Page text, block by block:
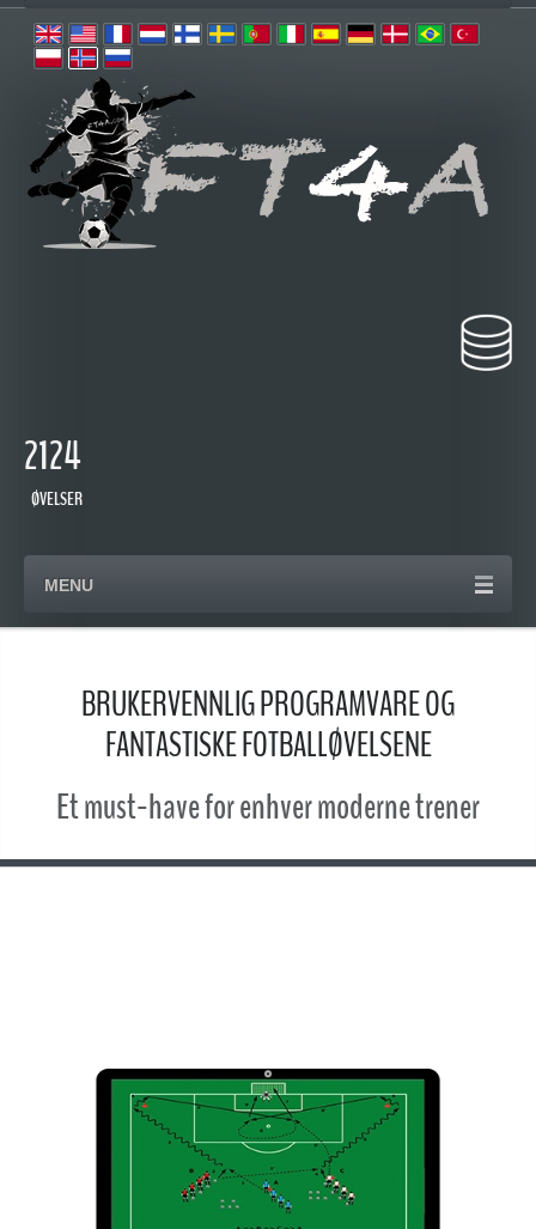
2124
ØVELSER
MENU
BRUKERVENNLIG PROGRAMVARE OG
FANTASTISKE FOTBALLØVELSENE
Et must-have for enhver moderne trener